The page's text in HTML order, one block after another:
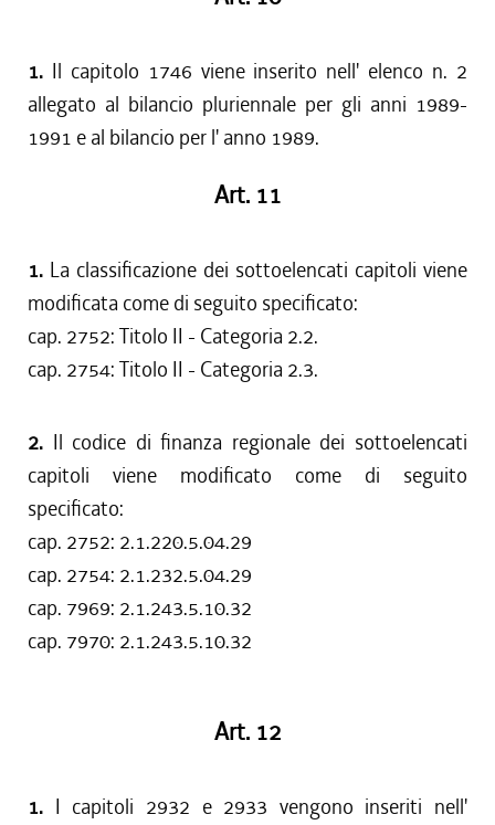
1. Il capitolo 1746 viene inserito nell' elenco n. 2
allegato al bilancio pluriennale per gli anni 1989-
1991 e al bilancio per l' anno 1989.
Art. 11
1. La classificazione dei sottoelencati capitoli viene
modificata come di seguito specificato:
cap. 2752: Titolo II - Categoria 2.2.
cap. 2754: Titolo II - Categoria 2.3.
2. Il codice di finanza regionale dei sottoelencati
capitoli viene modificato come di seguito
specificato:
cap. 2752: 2.1.220.5.04.29
cap. 2754: 2.1.232.5.04.29
cap. 7969: 2.1.243.5.10.32
cap. 7970: 2.1.243.5.10.32
Art. 12
1. I capitoli 2932 e 2933 vengono inseriti nell'